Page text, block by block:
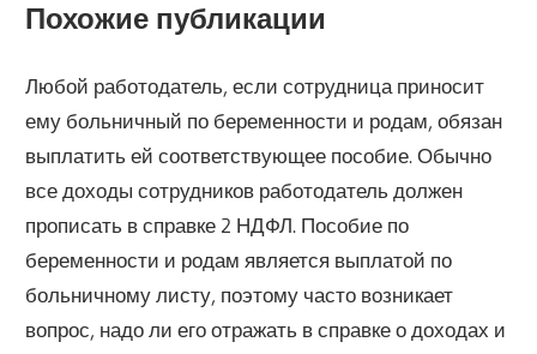
Похожие публикации
Любой работодатель, если сотрудница приносит
ему больничный по беременности и родам, обязан
выплатить ей соответствующее пособие. Обычно
все доходы сотрудников работодатель должен
прописать в справке 2 НДФЛ. Пособие по
беременности и родам является выплатой по
больничному листу, поэтому часто возникает
вопрос, надо ли его отражать в справке о доходах и